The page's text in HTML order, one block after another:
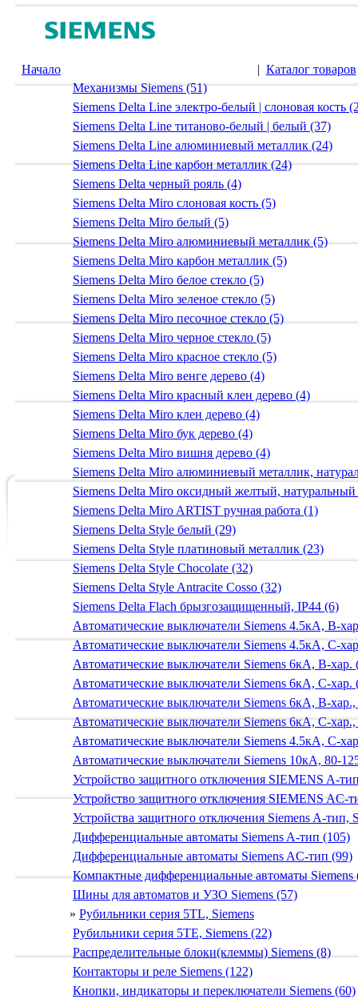
Начало | Каталог товаров
Механизмы Siemens (51)
Siemens Delta Line электро-белый | слоновая кость
Siemens Delta Line титаново-белый | белый (37)
Siemens Delta Line алюминиевый металлик (24)
Siemens Delta Line карбон металлик (24)
Siemens Delta черный рояль (4)
Siemens Delta Miro слоновая кость (5)
Siemens Delta Miro белый (5)
Siemens Delta Miro алюминиевый металлик (5)
Siemens Delta Miro карбон металлик (5)
Siemens Delta Miro белое стекло (5)
Siemens Delta Miro зеленое стекло (5)
Siemens Delta Miro песочное стекло (5)
Siemens Delta Miro черное стекло (5)
Siemens Delta Miro красное стекло (5)
Siemens Delta Miro венге дерево (4)
Siemens Delta Miro красный клен дерево (4)
Siemens Delta Miro клен дерево (4)
Siemens Delta Miro бук дерево (4)
Siemens Delta Miro вишня дерево (4)
Siemens Delta Miro алюминиевый металлик,
Siemens Delta Miro оксидный желтый,
Siemens Delta Miro ARTIST ручная работа (1)
Siemens Delta Style белый (29)
Siemens Delta Style платиновый металлик (23)
Siemens Delta Style Chocolate (32)
Siemens Delta Style Antracite Cosso (32)
Siemens Delta Flach брызгозащищенный, IP44 (6)
Автоматические выключатели Siemens 4.5кА, B-
Автоматические выключатели Siemens 4.5кА, C-
Автоматические выключатели Siemens 6кА, B-хар.
Автоматические выключатели Siemens 6кА, С-хар.
Автоматические выключатели Siemens 6кА, B-
Автоматические выключатели Siemens 6кА, C-
Автоматические выключатели Siemens 4.5кА, C-
Автоматические выключатели Siemens 10кА, 80-
Устройство защитного отключения SIEMENS A-
Устройство защитного отключения SIEMENS AС-
Устройства защитного отключения Siemens A-тип,
Дифференциальные автоматы Siemens A-тип (105)
Дифференциальные автоматы Siemens AС-тип (99)
Компактные дифференциальные автоматы Siemens
Шины для автоматов и УЗО Siemens (57)
» Рубильники серия 5TL, Siemens
Рубильники серия 5TE, Siemens (22)
Распределительные блоки(клеммы) Siemens (8)
Контакторы и реле Siemens (122)
Кнопки, индикаторы и переключатели Siemens (60)